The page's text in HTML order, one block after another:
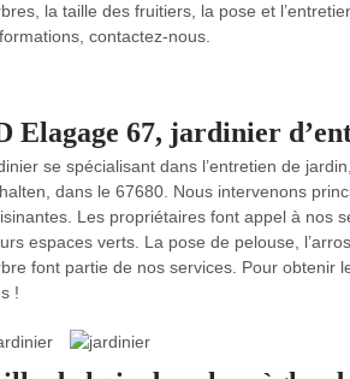
la taille des fruitiers, la pose et
contactez-nous.
Elagage 67, jardinier
se spécialisant dans l’entretien de
dans le 67680. Nous intervenons
Les propriétaires font appel à nos
espaces verts. La pose de pelouse,
font partie de nos services. Pour obtenir
!